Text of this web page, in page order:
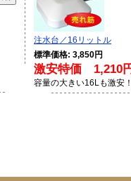
注水台／16リットル
標準価格: 3,850円
激安特価 1,210
容量の大きい16Lも激安！